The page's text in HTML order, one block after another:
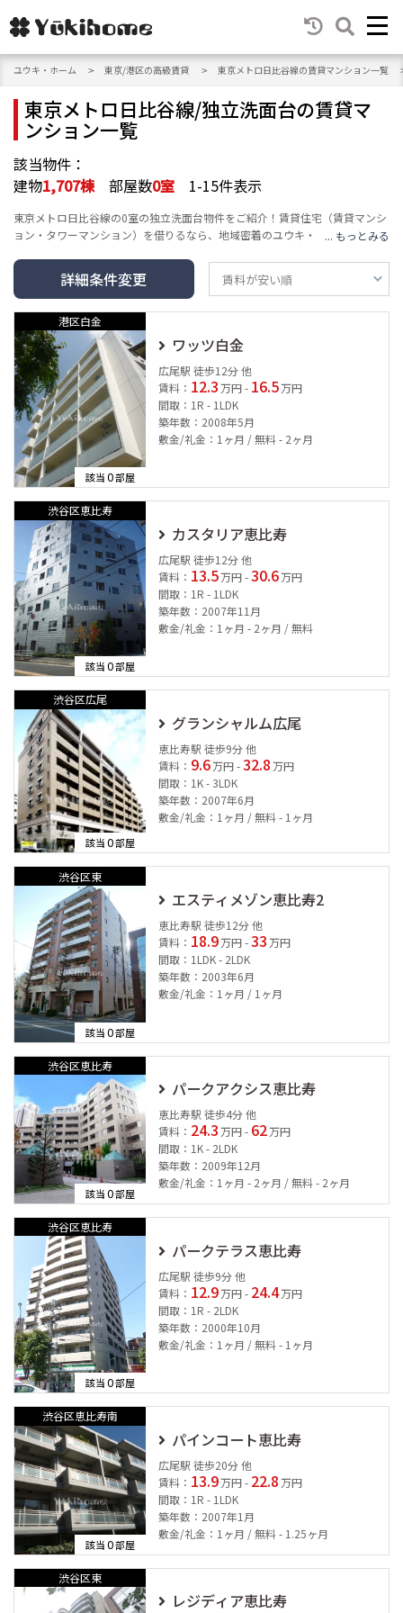
ユウキ・ホーム 東京/港区の高級賃貸 東京メトロ日比谷線の賃貸マンション一覧
東京メトロ日比谷線/独立洗面台の賃貸マ
ンション一覧
該当物件：
建物1,707棟部屋数0室 1-15件表示
東京メトロ日比谷線の0室の独立洗面台物件をご紹介！賃貸住宅（賃貸マンシ
ョン・タワーマンション）を借りるなら、地域密着のユウキ・ホームへ。エ
貸マンション情報をお届けし、あなたの賃貸情報探し・お家探しをサポート
港区白金
該当0部屋
ワッツ白金
広尾駅 徒歩12分 他
賃料： 12.3 万円 - 16.5 万円
間取：1R - 1LDK
築年数：2008年5月
敷金/礼金：1ヶ月 / 無料 - 2ヶ月
渋谷区恵比寿
該当0部屋
カスタリア恵比寿
広尾駅 徒歩12分 他
賃料： 13.5 万円 -30.6 万円
間取：1R - 1LDK
築年数：2007年11月
敷金/礼金：1ヶ月 - 2ヶ月 / 無料
渋谷区広尾
該当0部屋
グランシャルム広尾
恵比寿駅 徒歩9分 他
賃料： 9.6 万円 -32.8 万円
間取：1K - 3LDK
築年数：2007年6月
敷金/礼金：1ヶ月 / 無料 - 1ヶ月
渋谷区東
該当0部屋
エスティメゾン恵比寿2
恵比寿駅 徒歩12分 他
賃料： 18.9 万円 -33 万円
間取：1LDK - 2LDK
築年数：2003年6月
敷金/礼金：1ヶ月 / 1ヶ月
渋谷区恵比寿
該当0部屋
パークアクシス恵比寿
恵比寿駅 徒歩4分 他
賃料： 24.3 万円 - 62 万円
間取：1K - 2LDK
築年数：2009年12月
敷金/礼金：1ヶ月 - 2ヶ月 / 無料 - 2ヶ月
渋谷区恵比寿
該当0部屋
パークテラス恵比寿
広尾駅 徒歩9分 他
賃料： 12.9 万円 - 24.4 万円
間取：1R - 2LDK
築年数：2000年10月
敷金/礼金：1ヶ月 / 無料 - 1ヶ月
渋谷区恵比寿南
該当0部屋
パインコート恵比寿
広尾駅 徒歩20分 他
賃料： 13.9 万円 - 22.8 万円
間取：1R - 1LDK
築年数：2007年1月
敷金/礼金：1ヶ月 / 無料 - 1.25ヶ月
渋谷区東
レジディア恵比寿
詳細条件変更